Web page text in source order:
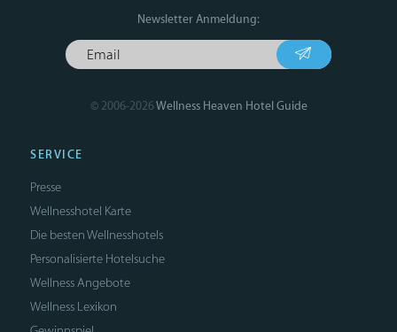
Newsletter Anmeldung:
© 2006-2026Wellness Heaven Hotel Guide
SERVICE
Presse
Wellnesshotel Karte
Die besten Wellnesshotels
Personalisierte Hotelsuche
Wellness Angebote
Wellness Lexikon